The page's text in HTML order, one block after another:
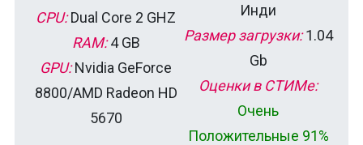
CPU:Dual Core 2 GHZ
RAM:4 GB
GPU:Nvidia GeForce
8800/AMD Radeon HD
5670
Инди
Размер загрузки:1.04
Gb
Оценки в СТИМе:
Очень
Положительные 91%